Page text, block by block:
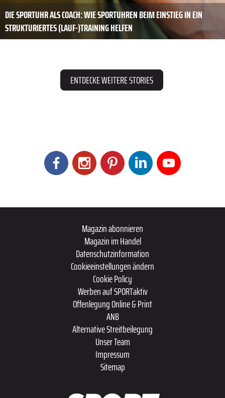
DIE SPORTUHR ALS COACH: WIE SPORTUHREN BEIM EINSTIEG IN EIN
STRUKTURIERTES (LAUF-)TRAINING HELFEN
ENTDECKE WEITERE STORIES
Magazin abonnieren
Magazin im Handel
Datenschutzinformation
Cookieeinstellungen ändern
Cookie Policy
Werben auf SPORTaktiv
Offenlegung Online & Print
ANB
Alternative Streitbeilegung
Unser Team
Impressum
Sitemap